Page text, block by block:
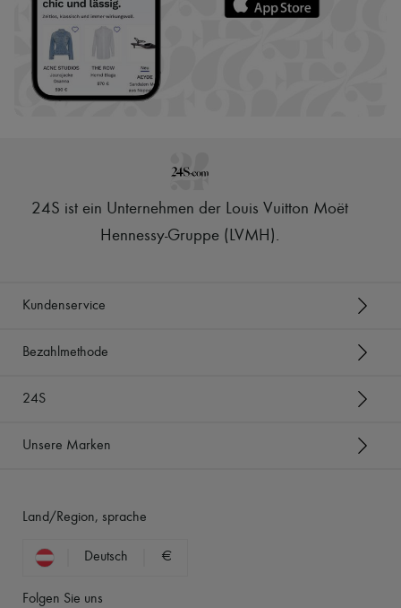
24S ist ein Unternehmen der Louis Vuitton Moët
Hennessy-Gruppe (LVMH).
Kundenservice
Bezahlmethode
24S
Unsere Marken
Land/Region, sprache
Deutsch €
Folgen Sie uns